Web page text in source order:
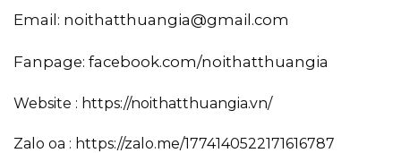
Email: noithatthuangia@gmail.com
Fanpage: facebook.com/noithatthuangia
Website : https://noithatthuangia.vn/
Zalo oa : https://zalo.me/1774140522171616787